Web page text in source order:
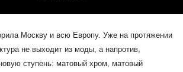
Москву и всю Европу. Уже на протяжении
не выходит из моды, а напротив,
ступень: матовый хром, матовый